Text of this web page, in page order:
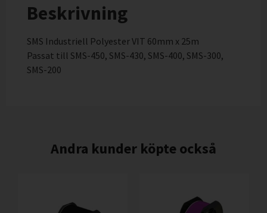
Beskrivning
SMS Industriell Polyester VIT 60mm x 25m
Passat till SMS-450, SMS-430, SMS-400, SMS-300,
SMS-200
Andra kunder köpte också